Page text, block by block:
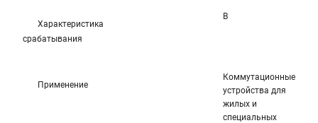
Характеристика
срабатывания
B
Применение
Коммутационные
устройства для
жилых и
специальных